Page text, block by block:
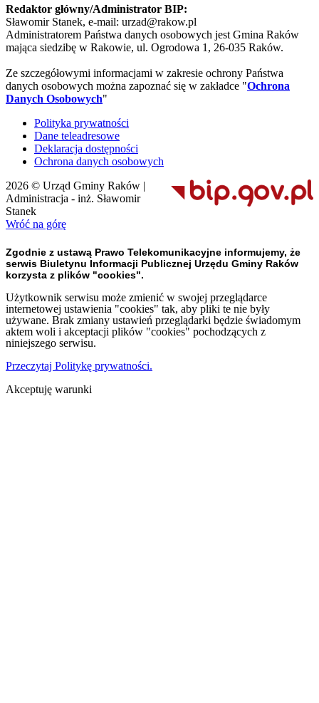
Redaktor główny/Administrator BIP:
Sławomir Stanek, e-mail: urzad@rakow.pl
Administratorem Państwa danych osobowych jest Gmina Raków
mająca siedzibę w Rakowie, ul. Ogrodowa 1, 26-035 Raków.
Ze szczegółowymi informacjami w zakresie ochrony Państwa
danych osobowych można zapoznać się w zakładce "Ochrona
Danych Osobowych"
Polityka prywatności
Dane teleadresowe
Deklaracja dostępności
Ochrona danych osobowych
2026 © Urząd Gminy Raków |
Administracja - inż. Sławomir
Stanek
Wróć na górę
Zgodnie z ustawą Prawo Telekomunikacyjne informujemy, że
serwis Biuletynu Informacji Publicznej Urzędu Gminy Raków
korzysta z plików "cookies".
Użytkownik serwisu może zmienić w swojej przeglądarce
internetowej ustawienia "cookies" tak, aby pliki te nie były
używane. Brak zmiany ustawień przeglądarki będzie świadomym
aktem woli i akceptacji plików "cookies" pochodzących z
niniejszego serwisu.
Przeczytaj Politykę prywatności.
Akceptuję warunki